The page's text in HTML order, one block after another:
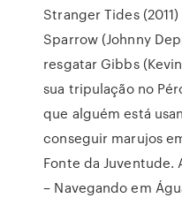
Stranger Tides
Sparrow (Johnny
resgatar Gibbs
sua tripulação no
que alguém está
conseguir marujos
Fonte da Juventude.
– Navegando em